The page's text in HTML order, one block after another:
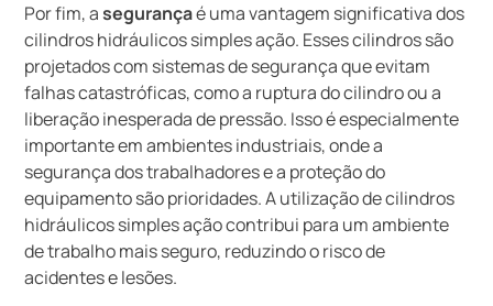
Por fim, asegurançaé uma vantagem significativa dos
cilindros hidráulicos simples ação. Esses cilindros são
projetados com sistemas de segurança que evitam
falhas catastróficas, como a ruptura do cilindro ou a
liberação inesperada de pressão. Isso é especialmente
importante em ambientes industriais, onde a
segurança dos trabalhadores e a proteção do
equipamento são prioridades. A utilização de cilindros
hidráulicos simples ação contribui para um ambiente
de trabalho mais seguro, reduzindo o risco de
acidentes e lesões.